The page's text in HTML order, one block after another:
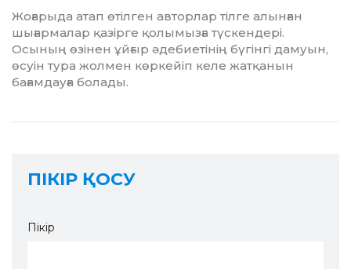
Жоғарыда атап өтілген авторлар тілге алын­ған
шығармалар қазірге қолымызға түс­кендері.
Осының өзінен ұйғыр әдебие­ті­нің бүгінгі дамуын,
өсуін тура жолмен көр­кейіп келе жатқанын
бағамдауға болады.
ПІКІР ҚОСУ
Пікір